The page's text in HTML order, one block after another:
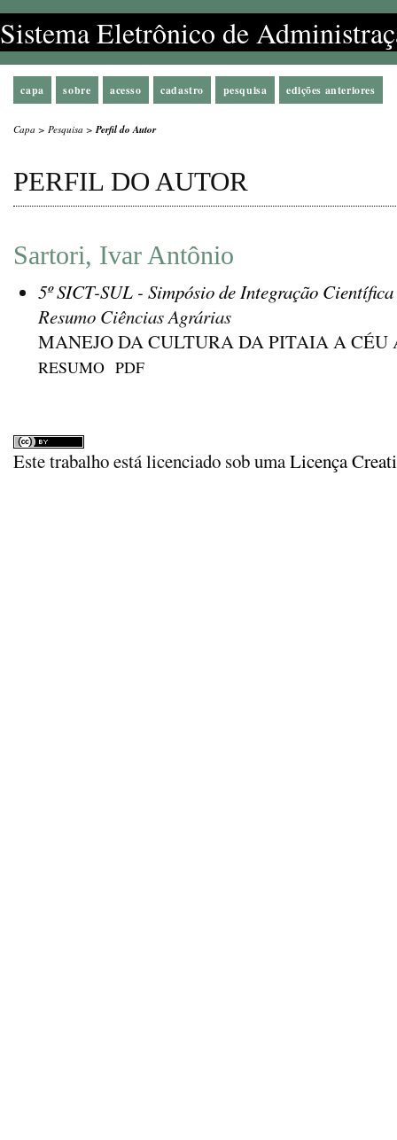
Sistema Eletrônico de
capa sobre acesso cadastro pesquisa edições anteriores
Capa > Pesquisa >Perfil do Autor
PERFIL DO AUTOR
Sartori, Ivar Antônio
5º SICT-SUL - Simpósio de Integração
Resumo Ciências Agrárias
MANEJO DA CULTURA DA PITAIA A CÉU
RESUMO PDF
Este trabalho está licenciado sob umaLicença